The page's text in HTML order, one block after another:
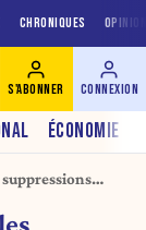
CHRONIQUES
ÉCONOMIE
S'ABONNER CONNEXION
vers le